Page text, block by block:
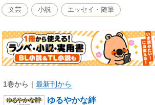
文芸 小説 エッセイ・随筆
1巻から ｜ 最新刊から
ゆるやかな絆